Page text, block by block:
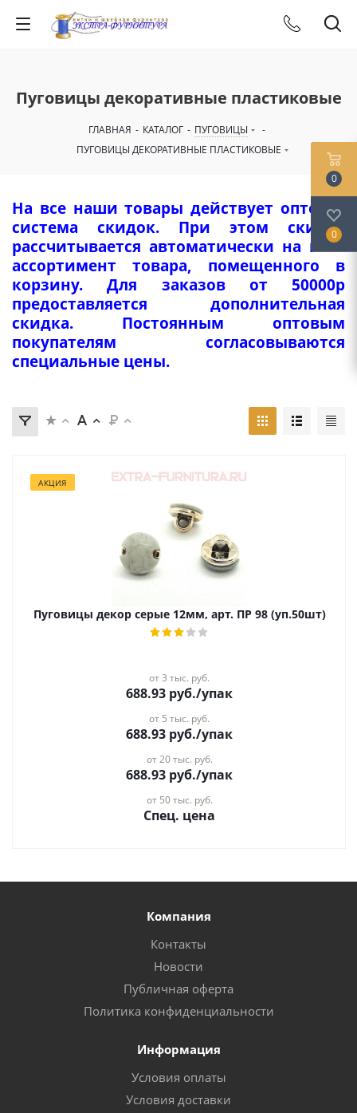
Пуговицы декоративные пластиковые
ГЛАВНАЯ - КАТАЛОГ - ПУГОВИЦЫ
-
ПУГОВИЦЫ ДЕКОРАТИВНЫЕ ПЛАСТИКОВЫЕ
На все наши товары действует оптовая
система скидок. При этом скидка
рассчитывается автоматически на весь
ассортимент товара, помещенного в
корзину. Для заказов от 50000р
предоставляется дополнительная
скидка. Постоянным оптовым
покупателям согласовываются
специальные цены.
АКЦИЯ
Пуговицы декор серые 12мм, арт. ПР 98 (уп.50шт)
от 3 тыс. руб.
688.93 руб./упак
от 5 тыс. руб.
688.93 руб./упак
от 20 тыс. руб.
688.93 руб./упак
от 50 тыс. руб.
Спец. цена
Компания
Контакты
Новости
Публичная оферта
Политика конфиденциальности
Информация
Условия оплаты
Условия доставки
0
0